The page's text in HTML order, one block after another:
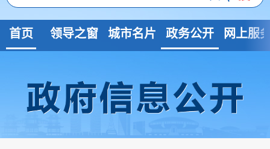
首页 领导之窗 城市名片 政务公开 网上服